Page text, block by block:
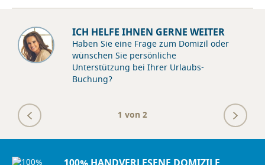
ICH HELFE IHNEN GERNE WEITER
Haben Sie eine Frage zum Domizil oder
wünschen Sie persönliche
Unterstützung bei Ihrer Urlaubs-
Buchung?
1 von 2